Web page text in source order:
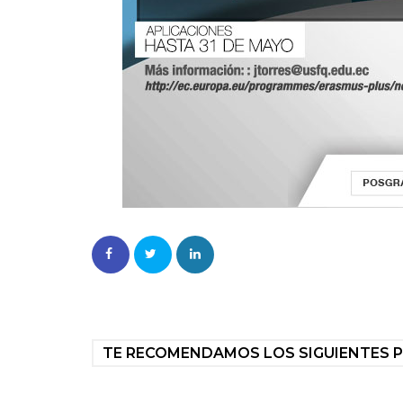
TE RECOMENDAMOS LOS SIGUIENTES